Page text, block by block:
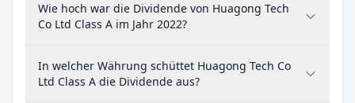
Wie hoch war die Dividende von Huagong Tech
Co Ltd Class A im Jahr 2022?
In welcher Währung schüttet Huagong Tech Co
Ltd Class A die Dividende aus?